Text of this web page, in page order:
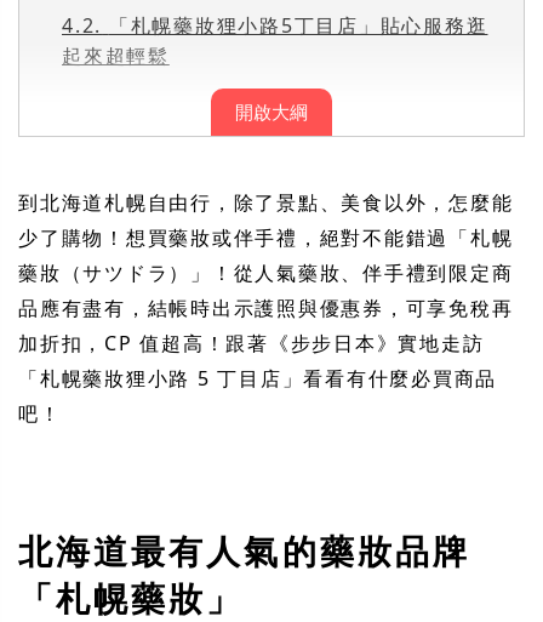
開啟大綱
4.2.
「札幌藥妝狸小路5丁目店」貼心服務逛
起來超輕鬆
到北海道札幌自由行，除了景點、美食以外，怎麼能
少了購物！想買藥妝或伴手禮，絕對不能錯過「札幌
藥妝（サツドラ）」！從人氣藥妝、伴手禮到限定商
品應有盡有，結帳時出示護照與優惠券，可享免稅再
加折扣，CP 值超高！跟著《步步日本》實地走訪
「札幌藥妝狸小路 5 丁目店」看看有什麼必買商品
吧！
北海道最有人氣的藥妝品牌
「札幌藥妝」